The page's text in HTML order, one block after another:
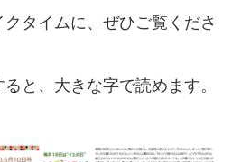
タイムに、ぜひご覧くださ
と、大きな字で読めます。